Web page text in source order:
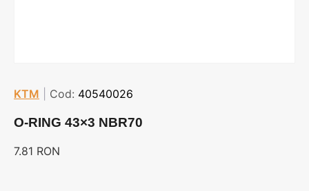
KTM Cod: 40540026
O-RING 43×3 NBR70
7.81 RON